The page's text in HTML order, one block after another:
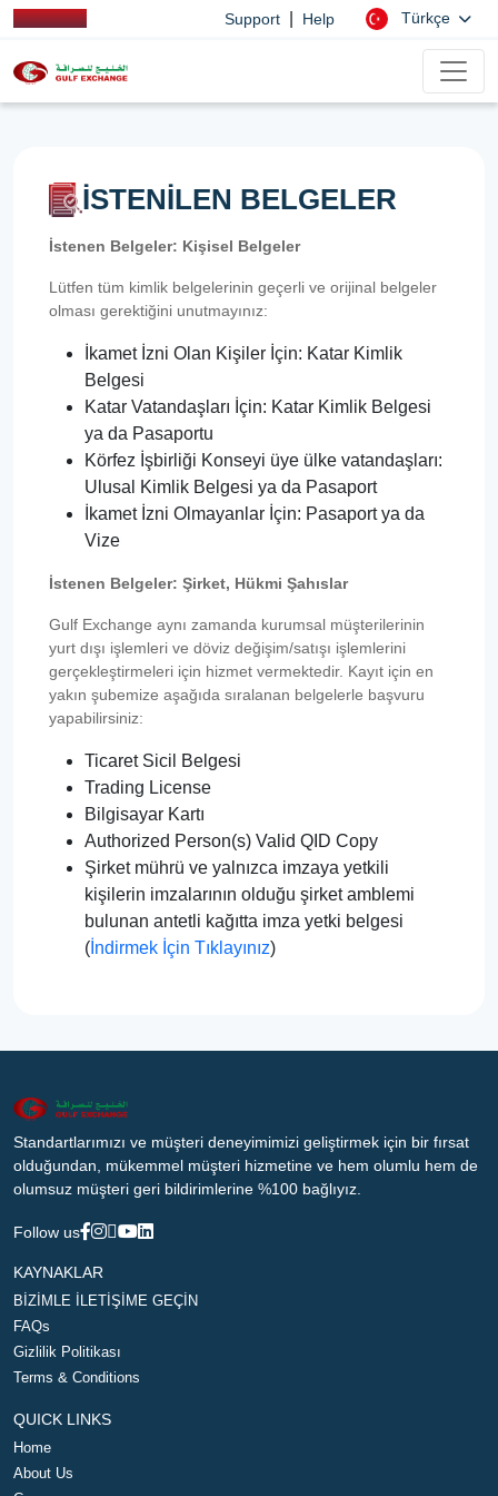
Support Help Türkçe
İSTENİLEN BELGELER
İstenen Belgeler: Kişisel Belgeler
Lütfen tüm kimlik belgelerinin geçerli ve orijinal belgeler
olması gerektiğini unutmayınız:
İkamet İzni Olan Kişiler İçin: Katar Kimlik
Belgesi
Katar Vatandaşları İçin: Katar Kimlik Belgesi
ya da Pasaportu
Körfez İşbirliği Konseyi üye ülke vatandaşları:
Ulusal Kimlik Belgesi ya da Pasaport
İkamet İzni Olmayanlar İçin: Pasaport ya da
Vize
İstenen Belgeler: Şirket, Hükmi Şahıslar
Gulf Exchange aynı zamanda kurumsal müşterilerinin
yurt dışı işlemleri ve döviz değişim/satışı işlemlerini
gerçekleştirmeleri için hizmet vermektedir. Kayıt için en
yakın şubemize aşağıda sıralanan belgelerle başvuru
yapabilirsiniz:
Ticaret Sicil Belgesi
Trading License
Bilgisayar Kartı
Authorized Person(s) Valid QID Copy
Şirket mührü ve yalnızca imzaya yetkili
kişilerin imzalarının olduğu şirket amblemi
bulunan antetli kağıtta imza yetki belgesi
( İndirmek İçin Tıklayınız)
Standartlarımızı ve müşteri deneyimimizi geliştirmek için bir fırsat
olduğundan, mükemmel müşteri hizmetine ve hem olumlu hem de
olumsuz müşteri geri bildirimlerine %100 bağlıyız.
Follow us
KAYNAKLAR
BİZİMLE İLETİŞİME GEÇİN
FAQs
Gizlilik Politikası
Terms & Conditions
QUICK LINKS
Home
About Us